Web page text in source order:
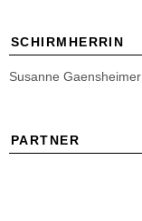
SCHIRMHERRIN
Susanne Gaensheimer
PARTNER